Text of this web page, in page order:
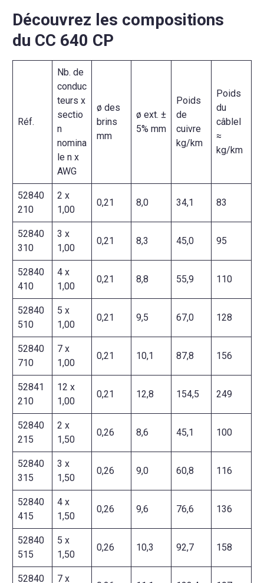
Découvrez les compositions
du CC 640 CP
Réf.
Nb. de
conduc
teurs x
sectio
n
nomina
le n x
AWG
ø des
brins
mm
ø ext. ±
5% mm
Poids
de
cuivre
kg/km
Poids
du
câblel
≈
kg/km
52840
210
2 x
1,00
0,21 8,0 34,1 83
52840
310
3 x
1,00
0,21 8,3 45,0 95
52840
410
4 x
1,00
0,21 8,8 55,9 110
52840
510
5 x
1,00
0,21 9,5 67,0 128
52840
710
7 x
1,00
0,21 10,1 87,8 156
52841
210
12 x
1,00
0,21 12,8 154,5 249
52840
215
2 x
1,50
0,26 8,6 45,1 100
52840
315
3 x
1,50
0,26 9,0 60,8 116
52840
415
4 x
1,50
0,26 9,6 76,6 136
52840
515
5 x
1,50
0,26 10,3 92,7 158
52840 7 x